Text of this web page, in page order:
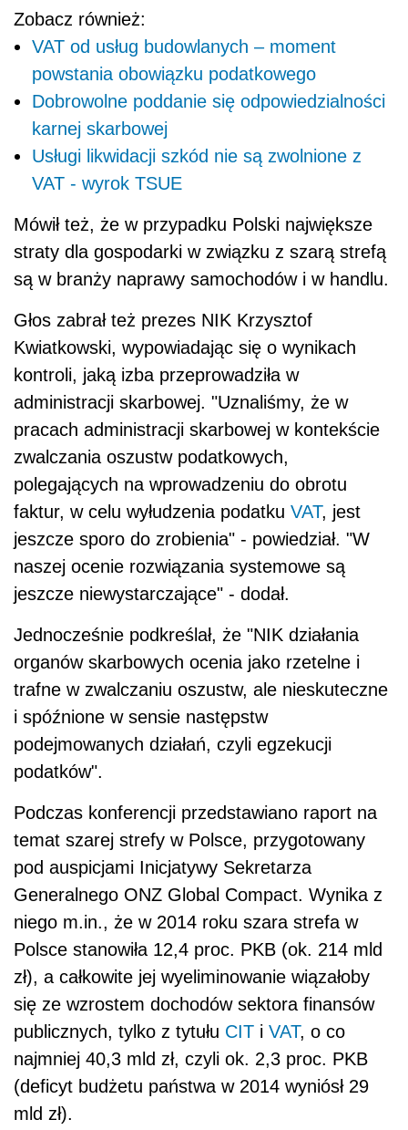
Zobacz również:
VAT od usług budowlanych – moment
powstania obowiązku podatkowego
Dobrowolne poddanie się odpowiedzialności
karnej skarbowej
Usługi likwidacji szkód nie są zwolnione z
VAT - wyrok TSUE
Mówił też, że w przypadku Polski największe
straty dla gospodarki w związku z szarą strefą
są w branży naprawy samochodów i w handlu.
Głos zabrał też prezes NIK Krzysztof
Kwiatkowski, wypowiadając się o wynikach
kontroli, jaką izba przeprowadziła w
administracji skarbowej. "Uznaliśmy, że w
pracach administracji skarbowej w kontekście
zwalczania oszustw podatkowych,
polegających na wprowadzeniu do obrotu
faktur, w celu wyłudzenia podatku VAT, jest
jeszcze sporo do zrobienia" - powiedział. "W
naszej ocenie rozwiązania systemowe są
jeszcze niewystarczające" - dodał.
Jednocześnie podkreślał, że "NIK działania
organów skarbowych ocenia jako rzetelne i
trafne w zwalczaniu oszustw, ale nieskuteczne
i spóźnione w sensie następstw
podejmowanych działań, czyli egzekucji
podatków".
Podczas konferencji przedstawiano raport na
temat szarej strefy w Polsce, przygotowany
pod auspicjami Inicjatywy Sekretarza
Generalnego ONZ Global Compact. Wynika z
niego m.in., że w 2014 roku szara strefa w
Polsce stanowiła 12,4 proc. PKB (ok. 214 mld
zł), a całkowite jej wyeliminowanie wiązałoby
się ze wzrostem dochodów sektora finansów
publicznych, tylko z tytułu CIT i VAT, o co
najmniej 40,3 mld zł, czyli ok. 2,3 proc. PKB
(deficyt budżetu państwa w 2014 wyniósł 29
mld zł).